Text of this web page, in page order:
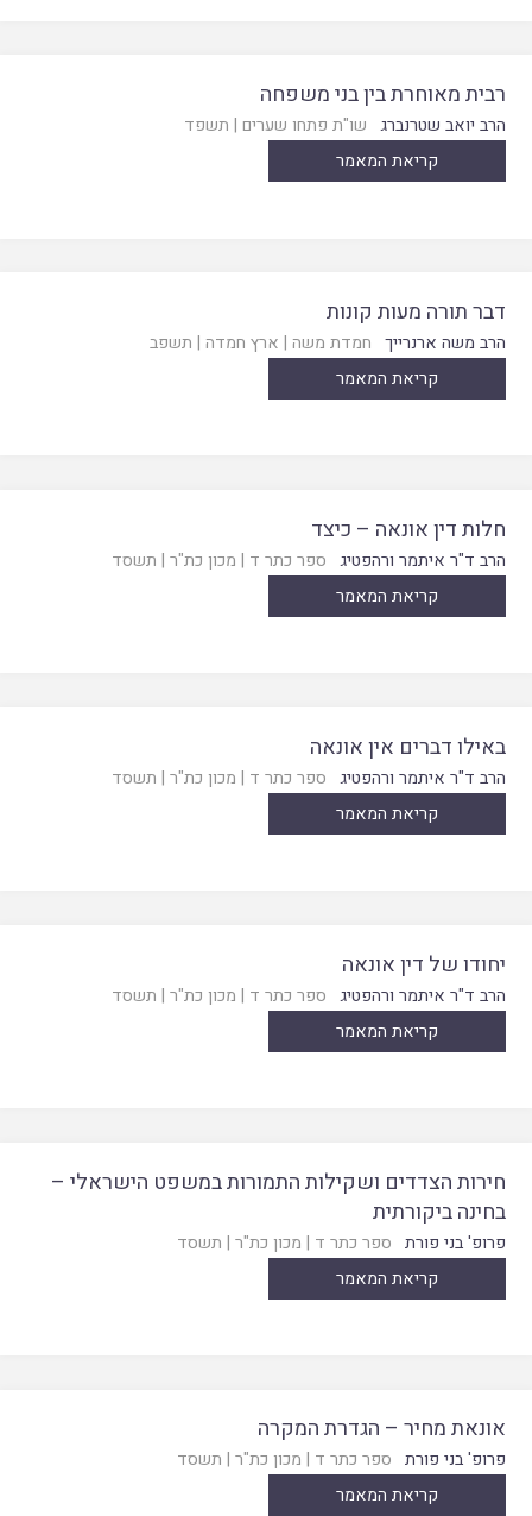
רבית מאוחרת בין בני משפחה
הרב יואב שטרנברג שו"ת פתחו שערים | תשפד
קריאת המאמר
דבר תורה מעות קונות
הרב משה ארנרייך חמדת משה | ארץ חמדה | תשפב
קריאת המאמר
חלות דין אונאה – כיצד
הרב ד"ר איתמר ורהפטיג ספר כתר ד | מכון כת"ר | תשסד
קריאת המאמר
באילו דברים אין אונאה
הרב ד"ר איתמר ורהפטיג ספר כתר ד | מכון כת"ר | תשסד
קריאת המאמר
יחודו של דין אונאה
הרב ד"ר איתמר ורהפטיג ספר כתר ד | מכון כת"ר | תשסד
קריאת המאמר
חירות הצדדים ושקילות התמורות במשפט הישראלי –
בחינה ביקורתית
פרופ' בני פורת ספר כתר ד | מכון כת"ר | תשסד
קריאת המאמר
אונאת מחיר – הגדרת המקרה
פרופ' בני פורת ספר כתר ד | מכון כת"ר | תשסד
קריאת המאמר